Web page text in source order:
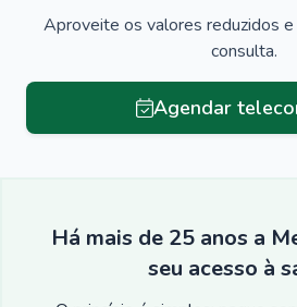
Aproveite os valores reduzidos e
consulta.
Agendar
Há mais de 25 anos a
seu acesso à